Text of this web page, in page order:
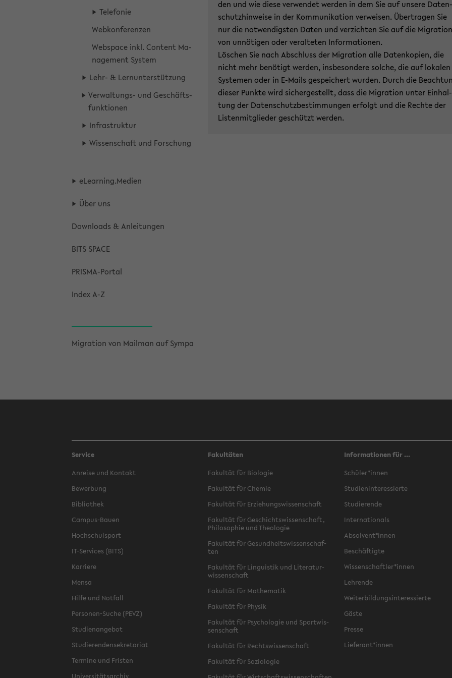
Te­le­fo­nie
Web­kon­fe­ren­zen
Webspace inkl. Con­tent Ma­
nage­ment Sys­tem
Lehr- & Lern­un­ter­stüt­zung
Verwaltungs-​ und Ge­schäfts­
funk­tio­nen
In­fra­struk­tur
Wis­sen­schaft und For­schung
eLear­ning.Me­di­en
Über uns
Down­loads & An­lei­tun­gen
BITS SPACE
PRISMA-​Portal
Index A-Z
Mi­gra­ti­on von Mail­man auf Sympa
den und wie diese ver­wen­det wer­den in dem Sie auf un­se­re Da­ten­
schutz­hin­wei­se in der Kom­mu­ni­ka­ti­on ver­wei­sen. Über­tra­gen Sie
nur die not­wen­digs­ten Daten und ver­zich­ten Sie auf die Mi­gra­ti­on
von un­nö­ti­gen oder ver­al­te­ten In­for­ma­tio­nen.
Lö­schen Sie nach Ab­schluss der Mi­gra­ti­on alle Da­ten­ko­pien, die
nicht mehr be­nö­tigt wer­den, ins­be­son­de­re sol­che, die auf lo­ka­len
Sys­te­men oder in E-​Mails ge­spei­chert wur­den. Durch die
die­ser Punk­te wird si­cher­ge­stellt, dass die Mi­gra­ti­on unter Ein­hal­
tung der Da­ten­schutz­be­stim­mun­gen er­folgt und die Rech­te der
Lis­ten­mit­glie­der ge­schützt wer­den.
Service
An­rei­se und Kon­takt
Be­wer­bung
Bi­blio­thek
Campus-​Bauen
Hoch­schul­sport
IT-​Services (BITS)
Kar­rie­re
Mensa
Hilfe und Not­fall
Personen-​Suche (PEVZ)
Stu­di­en­an­ge­bot
Stu­die­ren­den­se­kre­ta­ri­at
Ter­mi­ne und Fris­ten
Fakultäten
Fa­kul­tät für Bio­lo­gie
Fa­kul­tät für Che­mie
Fa­kul­tät für Er­zie­hungs­wis­sen­schaft
Fa­kul­tät für Ge­schichts­wis­sen­schaft,
Phi­lo­so­phie und Theo­lo­gie
Fa­kul­tät für Ge­sund­heits­wis­sen­schaf­
ten
Fa­kul­tät für Lin­gu­is­tik und Li­te­ra­tur­
wis­sen­schaft
Fa­kul­tät für Ma­the­ma­tik
Fa­kul­tät für Phy­sik
Fa­kul­tät für Psy­cho­lo­gie und Sport­wis­
sen­schaft
Fa­kul­tät für Rechts­wis­sen­schaft
Fa­kul­tät für So­zio­lo­gie
Informationen für ...
Schü­ler*innen
Stu­di­en­in­ter­es­sier­te
Stu­die­ren­de
In­ter­na­tio­nals
Ab­sol­vent*innen
Be­schäf­tig­te
Wis­sen­schaft­ler*innen
Leh­ren­de
Wei­ter­bil­dungs­in­ter­es­sier­te
Gäste
Pres­se
Lie­fe­rant*innen